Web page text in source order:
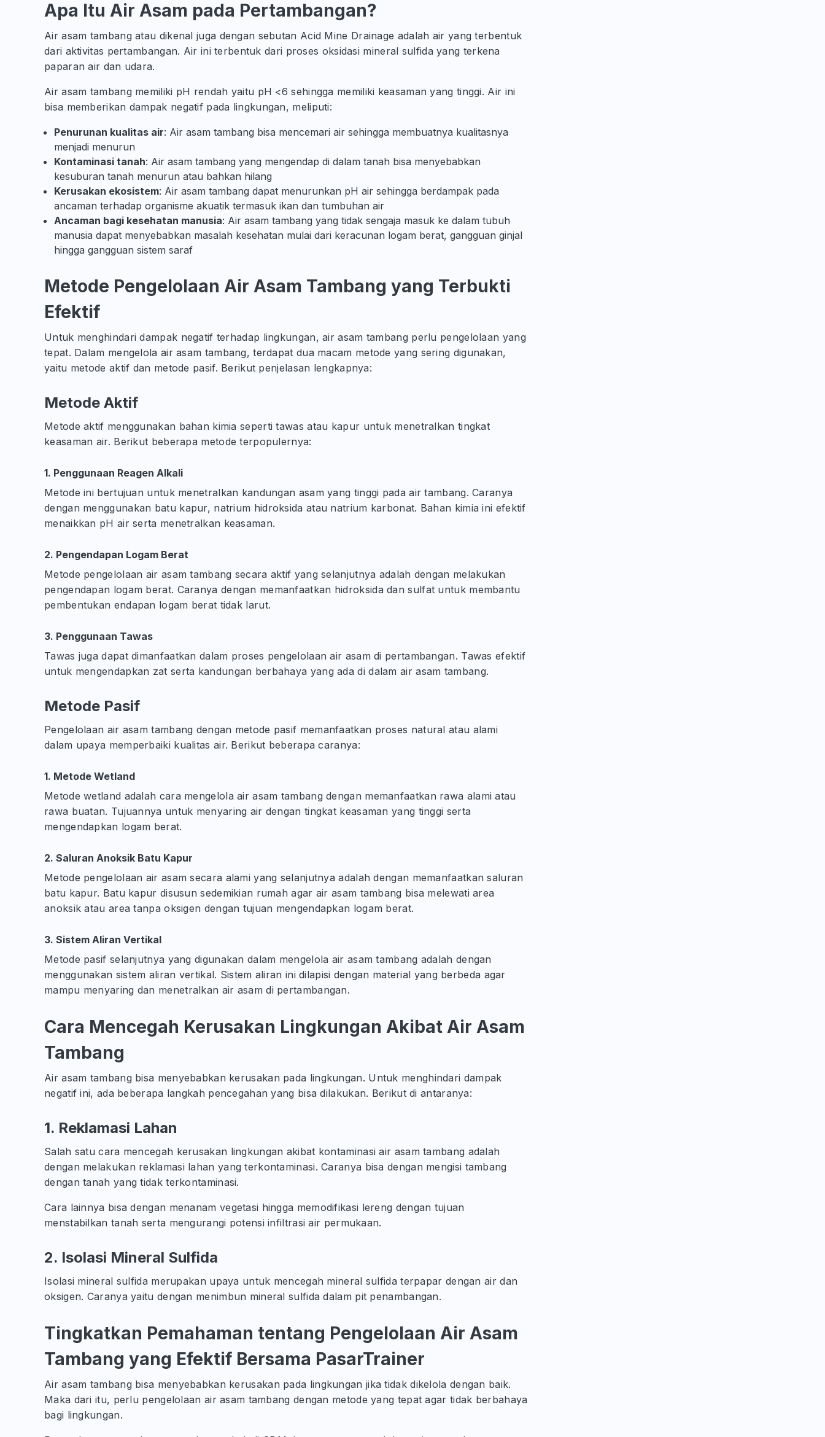
Apa Itu Air Asam pada Pertambangan?
Air asam tambang atau dikenal juga dengan sebutan Acid Mine Drainage adalah air yang terbentuk
dari aktivitas pertambangan. Air ini terbentuk dari proses oksidasi mineral sulfida yang terkena
paparan air dan udara.
Air asam tambang memiliki pH rendah yaitu pH <6 sehingga memiliki keasaman yang tinggi. Air ini
bisa memberikan dampak negatif pada lingkungan, meliputi:
Penurunan kualitas air: Air asam tambang bisa mencemari air sehingga membuatnya kualitasnya
menjadi menurun
Kontaminasi tanah: Air asam tambang yang mengendap di dalam tanah bisa menyebabkan
kesuburan tanah menurun atau bahkan hilang
Kerusakan ekosistem: Air asam tambang dapat menurunkan pH air sehingga berdampak pada
ancaman terhadap organisme akuatik termasuk ikan dan tumbuhan air
Ancaman bagi kesehatan manusia: Air asam tambang yang tidak sengaja masuk ke dalam tubuh
manusia dapat menyebabkan masalah kesehatan mulai dari keracunan logam berat, gangguan ginjal
hingga gangguan sistem saraf
Metode Pengelolaan Air Asam Tambang yang Terbukti
Efektif
Untuk menghindari dampak negatif terhadap lingkungan, air asam tambang perlu pengelolaan yang
tepat. Dalam mengelola air asam tambang, terdapat dua macam metode yang sering digunakan,
yaitu metode aktif dan metode pasif. Berikut penjelasan lengkapnya:
Metode Aktif
Metode aktif menggunakan bahan kimia seperti tawas atau kapur untuk menetralkan tingkat
keasaman air. Berikut beberapa metode terpopulernya:
1. Penggunaan Reagen Alkali
Metode ini bertujuan untuk menetralkan kandungan asam yang tinggi pada air tambang. Caranya
dengan menggunakan batu kapur, natrium hidroksida atau natrium karbonat. Bahan kimia ini efektif
menaikkan pH air serta menetralkan keasaman.
2. Pengendapan Logam Berat
Metode pengelolaan air asam tambang secara aktif yang selanjutnya adalah dengan melakukan
pengendapan logam berat. Caranya dengan memanfaatkan hidroksida dan sulfat untuk membantu
pembentukan endapan logam berat tidak larut.
3. Penggunaan Tawas
Tawas juga dapat dimanfaatkan dalam proses pengelolaan air asam di pertambangan. Tawas efektif
untuk mengendapkan zat serta kandungan berbahaya yang ada di dalam air asam tambang.
Metode Pasif
Pengelolaan air asam tambang dengan metode pasif memanfaatkan proses natural atau alami
dalam upaya memperbaiki kualitas air. Berikut beberapa caranya:
1. Metode Wetland
Metode wetland adalah cara mengelola air asam tambang dengan memanfaatkan rawa alami atau
rawa buatan. Tujuannya untuk menyaring air dengan tingkat keasaman yang tinggi serta
mengendapkan logam berat.
2. Saluran Anoksik Batu Kapur
Metode pengelolaan air asam secara alami yang selanjutnya adalah dengan memanfaatkan saluran
batu kapur. Batu kapur disusun sedemikian rumah agar air asam tambang bisa melewati area
anoksik atau area tanpa oksigen dengan tujuan mengendapkan logam berat.
3. Sistem Aliran Vertikal
Metode pasif selanjutnya yang digunakan dalam mengelola air asam tambang adalah dengan
menggunakan sistem aliran vertikal. Sistem aliran ini dilapisi dengan material yang berbeda agar
mampu menyaring dan menetralkan air asam di pertambangan.
Cara Mencegah Kerusakan Lingkungan Akibat Air Asam
Tambang
Air asam tambang bisa menyebabkan kerusakan pada lingkungan. Untuk menghindari dampak
negatif ini, ada beberapa langkah pencegahan yang bisa dilakukan. Berikut di antaranya:
1. Reklamasi Lahan
Salah satu cara mencegah kerusakan lingkungan akibat kontaminasi air asam tambang adalah
dengan melakukan reklamasi lahan yang terkontaminasi. Caranya bisa dengan mengisi tambang
dengan tanah yang tidak terkontaminasi.
Cara lainnya bisa dengan menanam vegetasi hingga memodifikasi lereng dengan tujuan
menstabilkan tanah serta mengurangi potensi infiltrasi air permukaan.
2. Isolasi Mineral Sulfida
Isolasi mineral sulfida merupakan upaya untuk mencegah mineral sulfida terpapar dengan air dan
oksigen. Caranya yaitu dengan menimbun mineral sulfida dalam pit penambangan.
Tingkatkan Pemahaman tentang Pengelolaan Air Asam
Tambang yang Efektif Bersama PasarTrainer
Air asam tambang bisa menyebabkan kerusakan pada lingkungan jika tidak dikelola dengan baik.
Maka dari itu, perlu pengelolaan air asam tambang dengan metode yang tepat agar tidak berbahaya
bagi lingkungan.